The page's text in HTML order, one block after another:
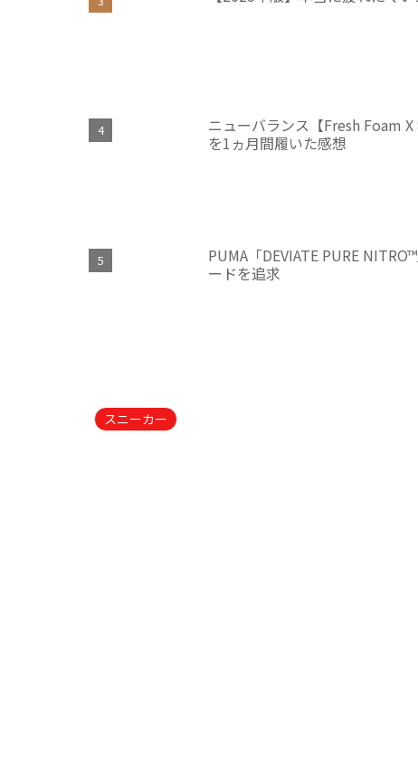
ニューバランス【Fresh Foam
を1ヵ月間履いた感想
PUMA「DEVIATE PURE
ードを追求
スニーカー